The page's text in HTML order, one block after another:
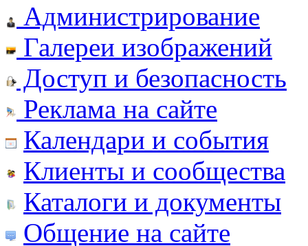
Администрирование
Галереи изображений
Доступ и безопасность
Реклама на сайте
Календари и события
Клиенты и сообщества
Каталоги и документы
Общение на сайте